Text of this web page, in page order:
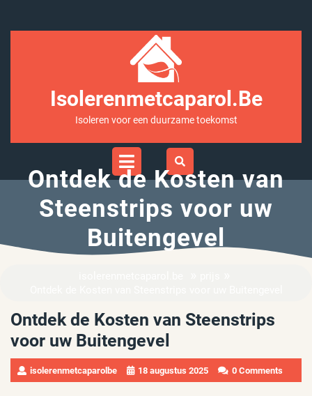
Isolerenmetcaparol.be
Isoleren voor een duurzame toekomst
Open
Ontdek de Kosten van
Steenstrips voor uw
Buitengevel
Ontdek de Kosten van Steenstrips
voor uw Buitengevel
isolerenmetcaparolbe 18 augustus 2025 0 Comments